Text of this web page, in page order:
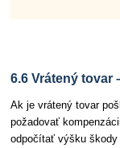
6.6 Vrátený
Ak je vrátený tovar
požadovať
odpočítať výšku škody